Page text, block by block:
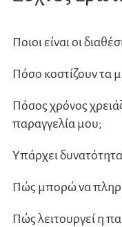
Ποιοι είναι οι
Πόσο κοστίζουν τα
Πόσος χρόνος
παραγγελία μου;
Υπάρχει
Πώς μπορώ να
Πώς λειτουργεί η